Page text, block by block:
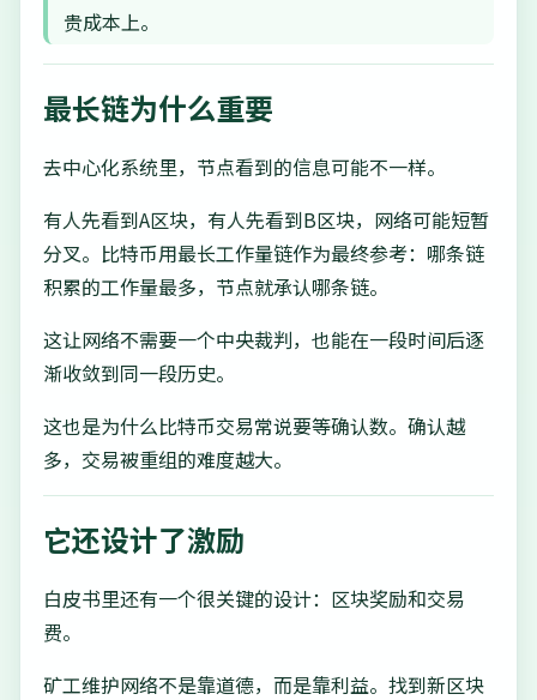
贵成本上。
最长链为什么重要
去中心化系统里，节点看到的信息可能不一样。
有人先看到A区块，有人先看到B区块，网络可能短暂
分叉。比特币用最长工作量链作为最终参考：哪条链
积累的工作量最多，节点就承认哪条链。
这让网络不需要一个中央裁判，也能在一段时间后逐
渐收敛到同一段历史。
这也是为什么比特币交易常说要等确认数。确认越
多，交易被重组的难度越大。
它还设计了激励
白皮书里还有一个很关键的设计：区块奖励和交易
费。
矿工维护网络不是靠道德，而是靠利益。找到新区块